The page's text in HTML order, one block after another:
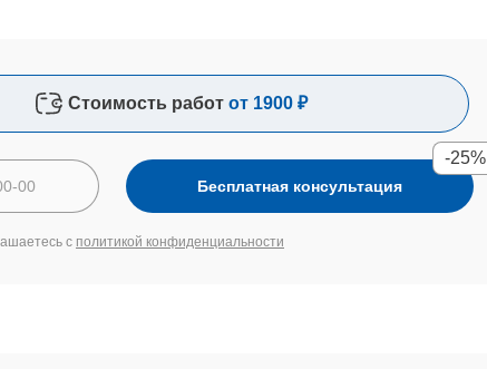
Стоимость работ от 1900 ₽
Бесплатная консультация
-25%
с политикой конфиденциальности